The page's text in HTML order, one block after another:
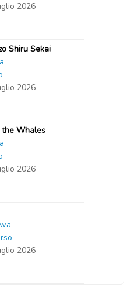
2026
Shiru Sekai
2026
Whales
2026
2026